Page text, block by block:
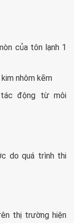
của tôn lạnh 1
nhôm kẽm
động từ môi
do quá trình thi
thị trường hiện